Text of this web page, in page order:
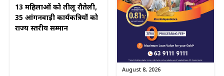
13 महिलाओं को तीलू रौतेली,
35 आंगनवाड़ी कार्यकत्रियों को
राज्य स्तरीय सम्मान
August 8, 2026